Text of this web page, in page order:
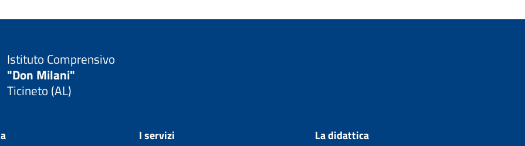
Istituto Comprensivo
"Don Milani"
Ticineto (AL)
I servizi La didattica